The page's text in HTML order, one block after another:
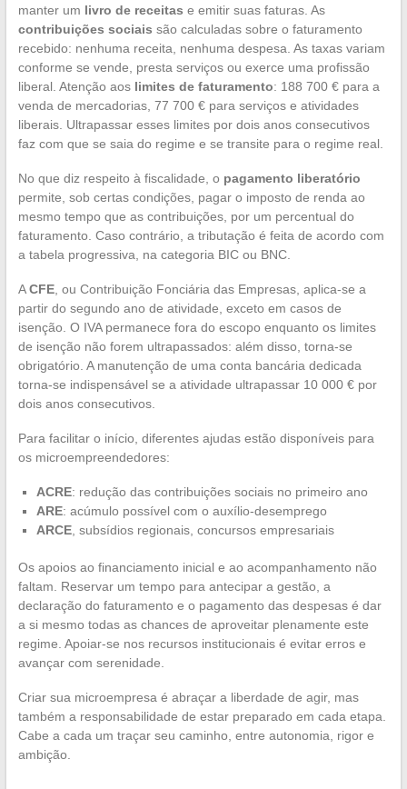
manter um livro de receitas e emitir suas faturas. As
contribuições sociais são calculadas sobre o faturamento
recebido: nenhuma receita, nenhuma despesa. As taxas variam
conforme se vende, presta serviços ou exerce uma profissão
liberal. Atenção aos limites de faturamento: 188 700 € para a
venda de mercadorias, 77 700 € para serviços e atividades
liberais. Ultrapassar esses limites por dois anos consecutivos
faz com que se saia do regime e se transite para o regime real.
No que diz respeito à fiscalidade, o pagamento liberatório
permite, sob certas condições, pagar o imposto de renda ao
mesmo tempo que as contribuições, por um percentual do
faturamento. Caso contrário, a tributação é feita de acordo com
a tabela progressiva, na categoria BIC ou BNC.
ACFE, ou Contribuição Fonciária das Empresas, aplica-se a
partir do segundo ano de atividade, exceto em casos de
isenção. O IVA permanece fora do escopo enquanto os limites
de isenção não forem ultrapassados: além disso, torna-se
obrigatório. A manutenção de uma conta bancária dedicada
torna-se indispensável se a atividade ultrapassar 10 000 € por
dois anos consecutivos.
Para facilitar o início, diferentes ajudas estão disponíveis para
os microempreendedores:
ACRE: redução das contribuições sociais no primeiro ano
ARE: acúmulo possível com o auxílio-desemprego
ARCE, subsídios regionais, concursos empresariais
Os apoios ao financiamento inicial e ao acompanhamento não
faltam. Reservar um tempo para antecipar a gestão, a
declaração do faturamento e o pagamento das despesas é dar
a si mesmo todas as chances de aproveitar plenamente este
regime. Apoiar-se nos recursos institucionais é evitar erros e
avançar com serenidade.
Criar sua microempresa é abraçar a liberdade de agir, mas
também a responsabilidade de estar preparado em cada etapa.
Cabe a cada um traçar seu caminho, entre autonomia, rigor e
ambição.